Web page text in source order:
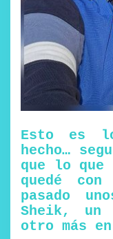
Esto es
hecho…
que lo que
quedé
pasado
Sheik, un
otro más